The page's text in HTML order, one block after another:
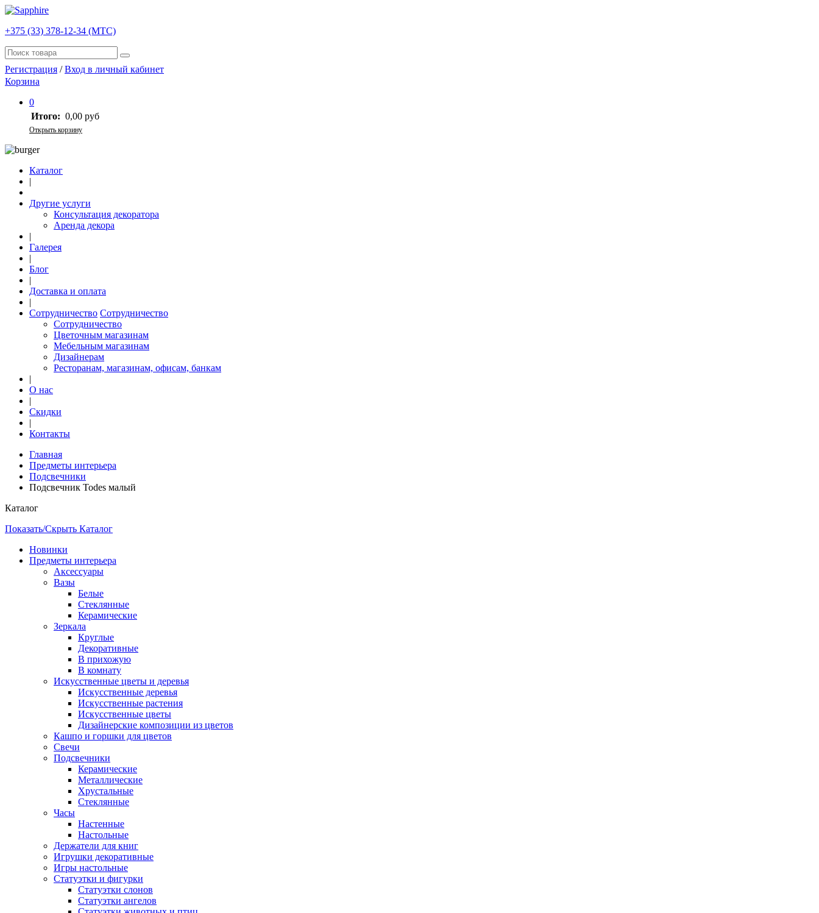
+375 (33) 378-12-34 (МТС)
Регистрация /Вход в личный кабинет
Корзина
0
Итого: 0,00 руб
Открыть корзину
Каталог
|
Другие услуги
Консультация декоратора
Аренда декора
|
Галерея
|
Блог
|
Доставка и оплата
|
Сотрудничество Сотрудничество
Сотрудничество
Цветочным магазинам
Мебельным магазинам
Дизайнерам
Ресторанам, магазинам, офисам, банкам
|
О нас
|
Скидки
|
Контакты
Главная
Предметы интерьера
Подсвечники
Подсвечник Todes малый
Каталог
Показать/Скрыть Каталог
Новинки
Предметы интерьера
Аксессуары
Вазы
Белые
Стеклянные
Керамические
Зеркала
Круглые
Декоративные
В прихожую
В комнату
Искусственные цветы и деревья
Искусственные деревья
Искусственные растения
Искусственные цветы
Дизайнерские композиции из цветов
Кашпо и горшки для цветов
Свечи
Подсвечники
Керамические
Металлические
Хрустальные
Стеклянные
Часы
Настенные
Настольные
Держатели для книг
Игрушки декоративные
Игры настольные
Статуэтки и фигурки
Статуэтки слонов
Статуэтки ангелов